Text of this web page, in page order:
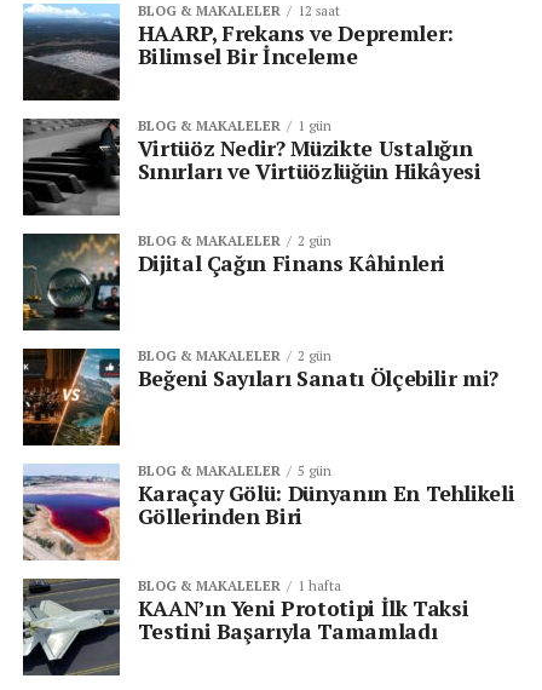
BLOG & MAKALELER 12 saat
HAARP, Frekans ve Depremler:
Bilimsel Bir İnceleme
BLOG & MAKALELER 1 gün
Virtüöz Nedir? Müzikte Ustalığın
Sınırları ve Virtüözlüğün Hikâyesi
BLOG & MAKALELER 2 gün
Dijital Çağın Finans Kâhinleri
BLOG & MAKALELER 2 gün
Beğeni Sayıları Sanatı Ölçebilir mi?
BLOG & MAKALELER 5 gün
Karaçay Gölü: Dünyanın En Tehlikeli
Göllerinden Biri
BLOG & MAKALELER 1 hafta
KAAN’ın Yeni Prototipi İlk Taksi
Testini Başarıyla Tamamladı